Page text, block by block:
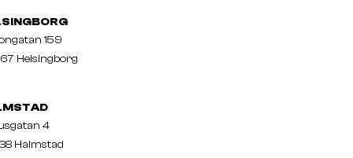
159
Helsingborg
4
Halmstad